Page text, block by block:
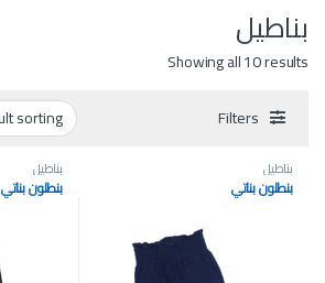
بناطيل
Showing all 10 results
Filters
بناطيل
بنطلون بناتي
بناطيل
بنطلون بناتي